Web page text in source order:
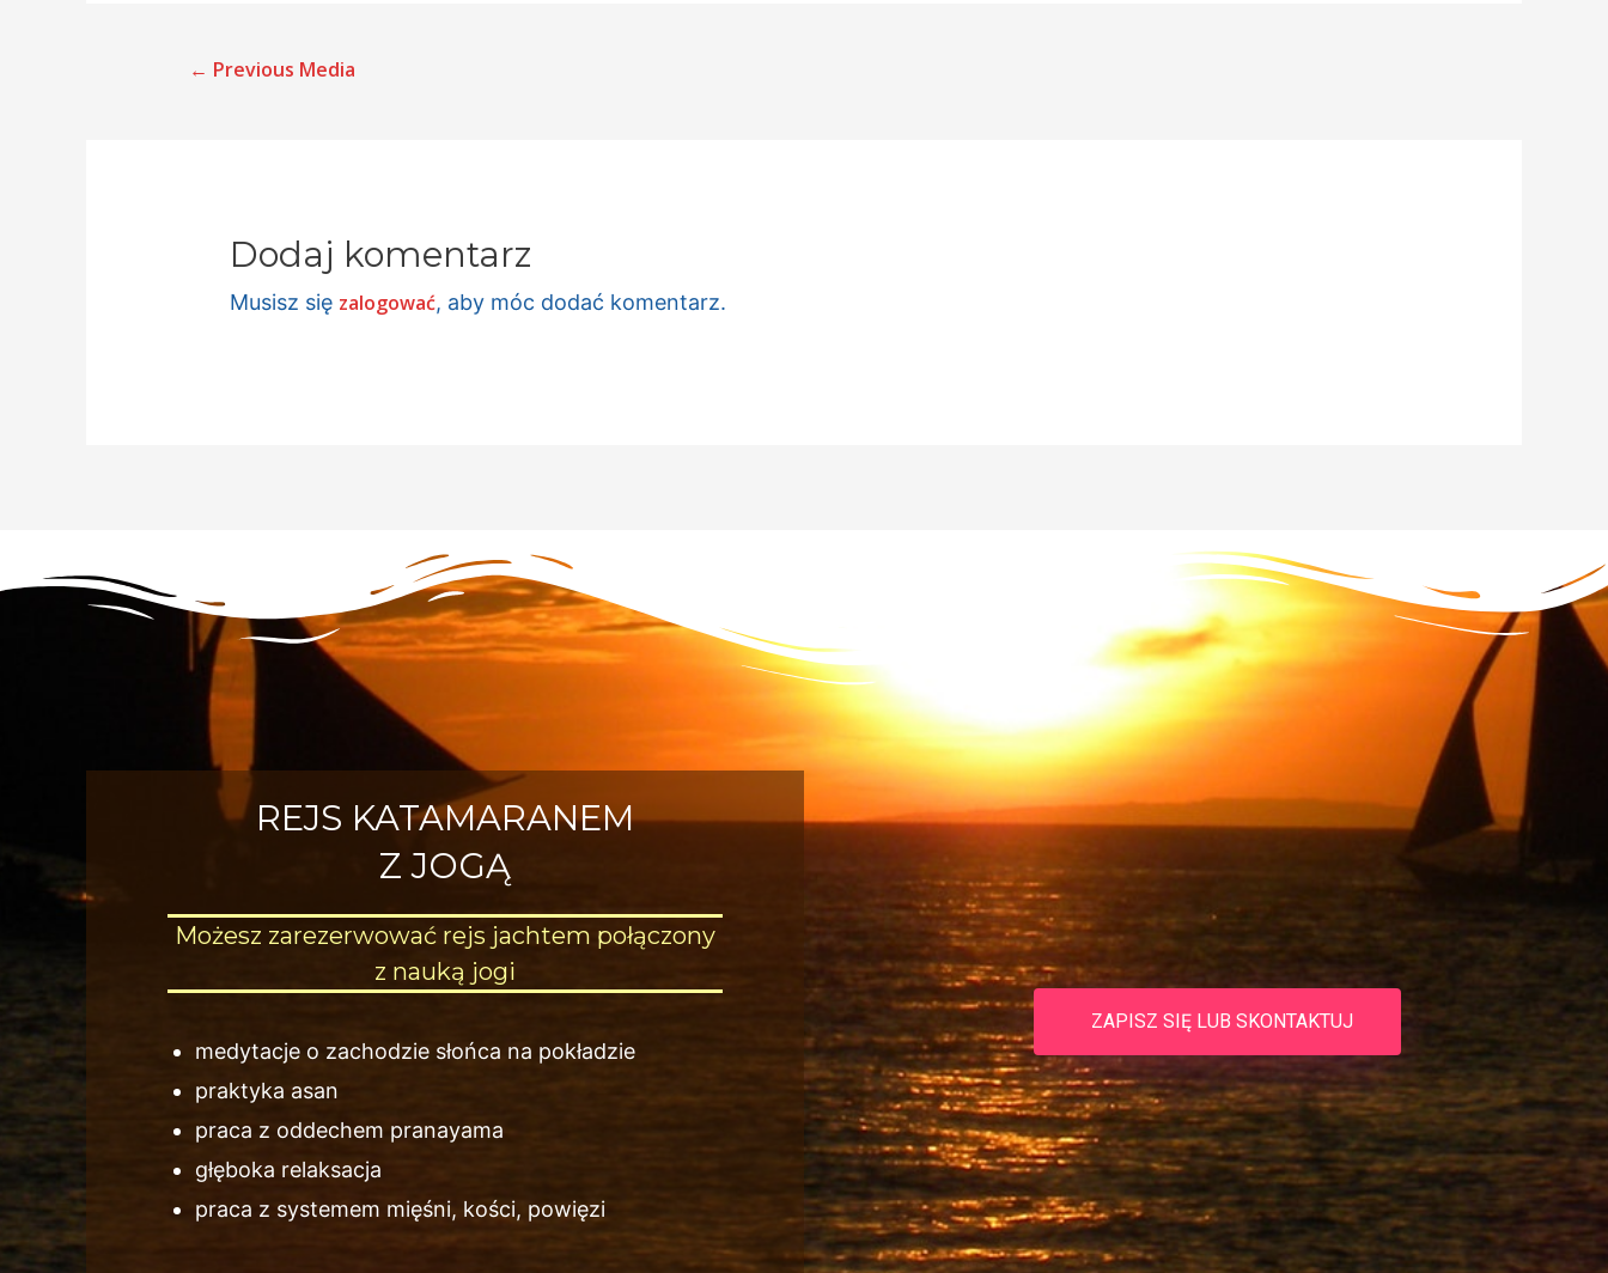
← Previous Media
Dodaj komentarz
Musisz się zalogować, aby móc dodać komentarz.
REJS KATAMARANEM
Z JOGĄ
Możesz zarezerwować rejs jachtem połączony
z nauką jogi
medytacje o zachodzie słońca na pokładzie
praktyka asan
praca z oddechem pranayama
głęboka relaksacja
praca z systemem mięśni, kości, powięzi
ZAPISZ SIĘ LUB SKONTAKTUJ